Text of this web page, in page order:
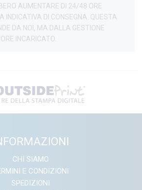
AUMENTARE DI 24/48 ORE
INDICATIVA DI CONSEGNA. QUESTA
DA NOI, MA DALLA GESTIONE
INCARICATO.
CHI SIAMO
E CONDIZIONI
SPEDIZIONI